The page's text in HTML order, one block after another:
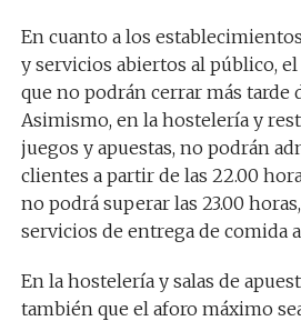
En cuanto a los
y servicios abiertos al público,
que no podrán cerrar más tarde
Asimismo, en la hostelería y
juegos y apuestas, no podrán
clientes a partir de las 22.00
no podrá superar las 23.00
servicios de entrega de comida
En la hostelería y salas de
también que el aforo máximo